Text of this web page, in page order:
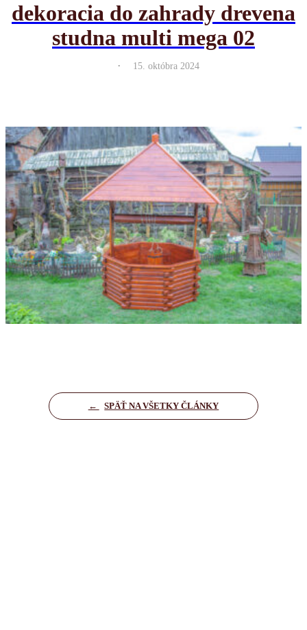
dekoracia do zahrady drevena
studna multi mega 02
. 15. októbra 2024
← SPÄŤ NA VŠETKY ČLÁNKY